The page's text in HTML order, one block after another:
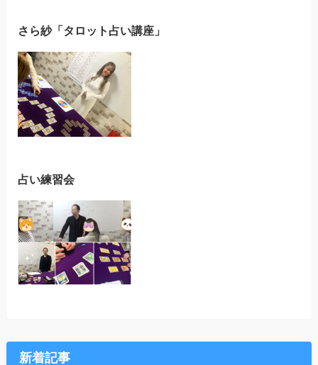
さら紗「タロット占い講座」
占い練習会
新着記事